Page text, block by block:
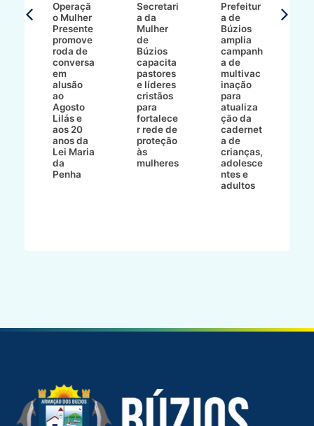
Operaçã
o Mulher
Presente
promove
roda de
conversa
em
alusão
ao
Agosto
Lilás e
aos 20
anos da
Lei Maria
da
Penha
Secretari
a da
Mulher
de
Búzios
capacita
pastores
e líderes
cristãos
para
fortalece
r rede de
proteção
às
mulheres
Prefeitur
a de
Búzios
amplia
campanh
a de
multivac
inação
para
atualiza
ção da
cadernet
a de
crianças,
adolesce
ntes e
adultos